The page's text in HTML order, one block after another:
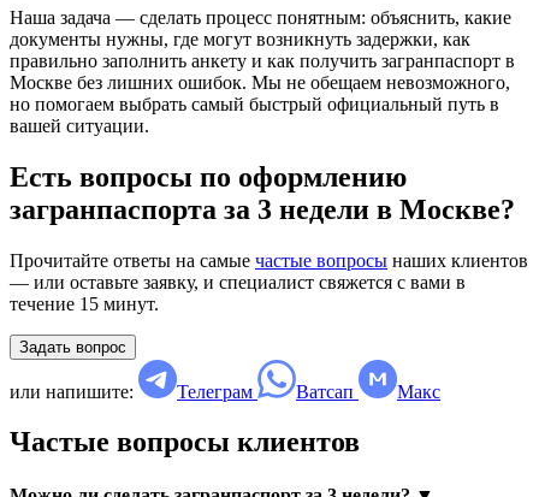
Наша задача — сделать процесс понятным: объяснить, какие
документы нужны, где могут возникнуть задержки, как
правильно заполнить анкету и как получить загранпаспорт в
Москве без лишних ошибок. Мы не обещаем невозможного,
но помогаем выбрать самый быстрый официальный путь в
вашей ситуации.
Есть вопросы по оформлению
загранпаспорта за 3 недели в Москве?
Прочитайте ответы на самые частые вопросы наших клиентов
— или оставьте заявку, и специалист свяжется с вами в
течение 15 минут.
Задать вопрос
или напишите: Телеграм Ватсап Макс
Частые вопросы клиентов